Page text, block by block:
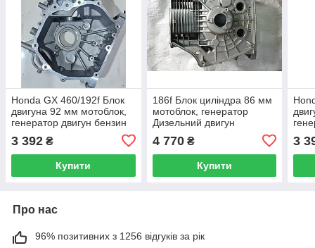
Honda GX 460/192f Блок
двигуна 92 мм мотоблок,
генератор двигун бензин
3 392 ₴
Купити
186f Блок циліндра 86 мм
мотоблок, генератор
Дизельний двигун
4 770₴
Купити
3
Про нас
96% позитивних з 1256 відгуків за рік